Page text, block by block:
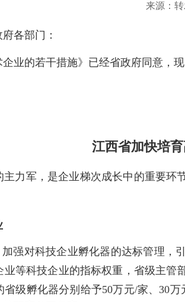
来源：
各部门：
企业的若干措施》已经省政府同意，
江西省加快培
力军，是企业梯次成长中的重要
加强对科技企业孵化器的达标管理，
等科技企业的指标权重，省级主
级孵化器分别给予50万元/家、30万